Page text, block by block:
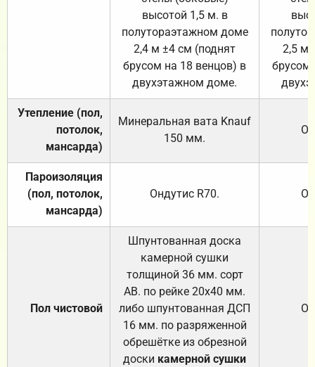
высотой 1,5 м. в
полутораэтажном доме
2,4 м ±4 см (поднят
брусом на 18 венцов) в
двухэтажном доме.
2,5 м
брусом
Утепление (пол,
потолок,
мансарда)
Минеральная вата Knauf
150 мм.
Пароизоляция
(пол, потолок,
мансарда)
Ондутис R70.
Пол чистовой
Шпунтованная доска
камерной сушки
толщиной 36 мм. сорт
АВ. по рейке 20х40 мм.
либо шпунтованная ДСП
16 мм. по разряженной
обрешётке из обрезной
доски камерной сушки